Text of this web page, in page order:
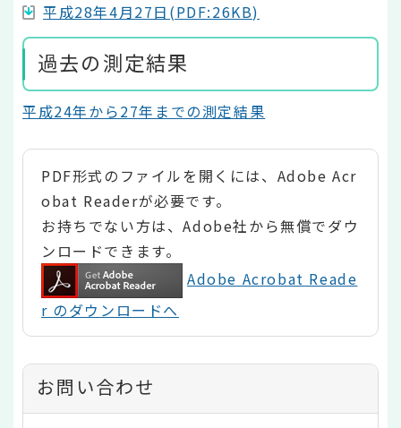
平成28年4月27日(PDF:26KB)
過去の測定結果
平成24年から27年までの測定結果
PDF形式のファイルを開くには、Adobe Acr
obat Readerが必要です。
お持ちでない方は、Adobe社から無償でダウ
ンロードできます。
Adobe Acrobat Reade
r のダウンロードへ
お問い合わせ